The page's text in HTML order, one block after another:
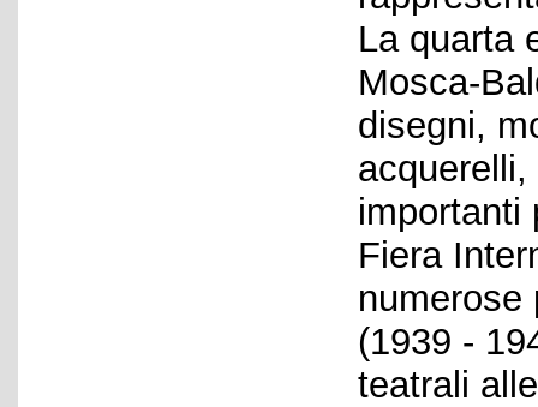
La quarta
Mosca-
disegni,
importanti
Fiera
numerose
(1939 -
teatrali